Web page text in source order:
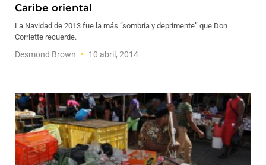
Caribe oriental
La Navidad de 2013 fue la más “sombría y deprimente” que Don
Corriette recuerde.
Desmond Brown 10 abril, 2014